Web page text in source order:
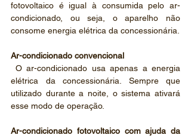
fotovoltaico é igual à consumida pelo ar-
condicionado, ou seja, o aparelho não
consome energia elétrica da concessionária.
Ar-condicionado convencional
elétrica da concessionária. Sempre que
utilizado durante a noite, o sistema ativará
esse modo de operação.
Ar-condicionado fotovoltaico com ajuda da